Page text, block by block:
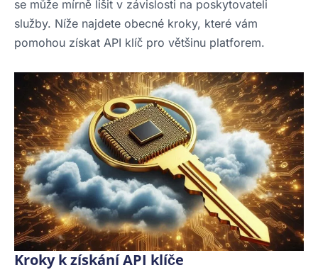
se může mírně lišit v závislosti na poskytovateli
služby. Níže najdete obecné kroky, které vám
pomohou získat API klíč pro většinu platforem.
Kroky k získání API klíče